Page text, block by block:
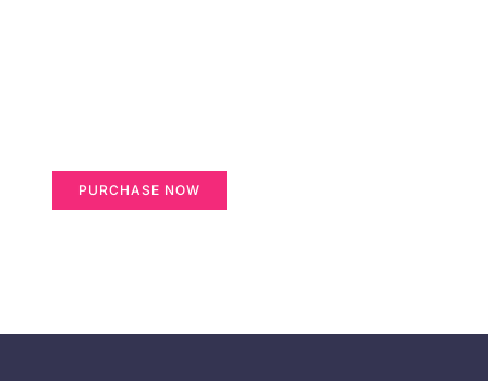
PURCHASE NOW